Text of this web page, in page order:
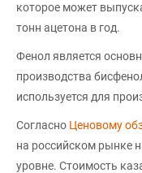
которое может
тонн ацетона в год.
Фенол является
производства
используется для
Согласно Ценовому
на российском рынке
уровне. Стоимость